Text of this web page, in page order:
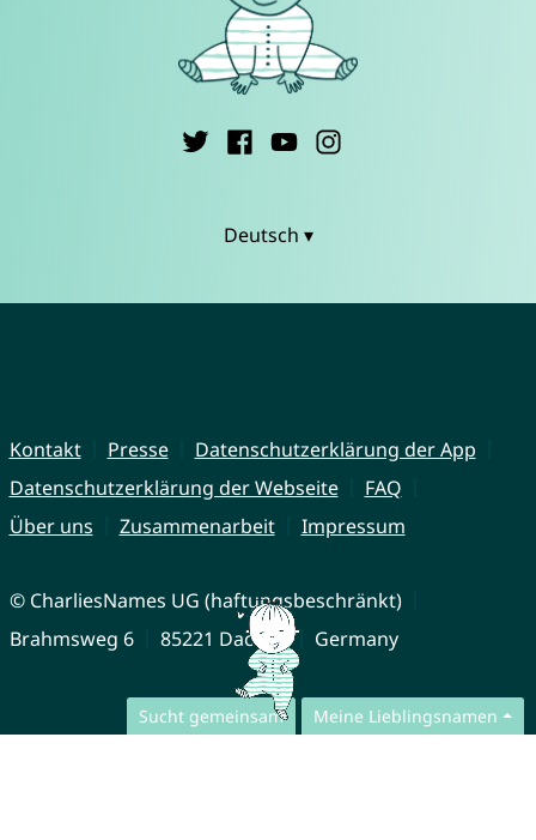
Sucht gemeinsam Meine Lieblingsnamen
Deutsch ▾
Kontakt Presse
Datenschutzerklärung der App
Datenschutzerklärung der Webseite
FAQ
Über uns
Zusammenarbeit Impressum
© CharliesNames UG (haftungsbeschränkt)
Brahmsweg 6
85221 Dachau Germany